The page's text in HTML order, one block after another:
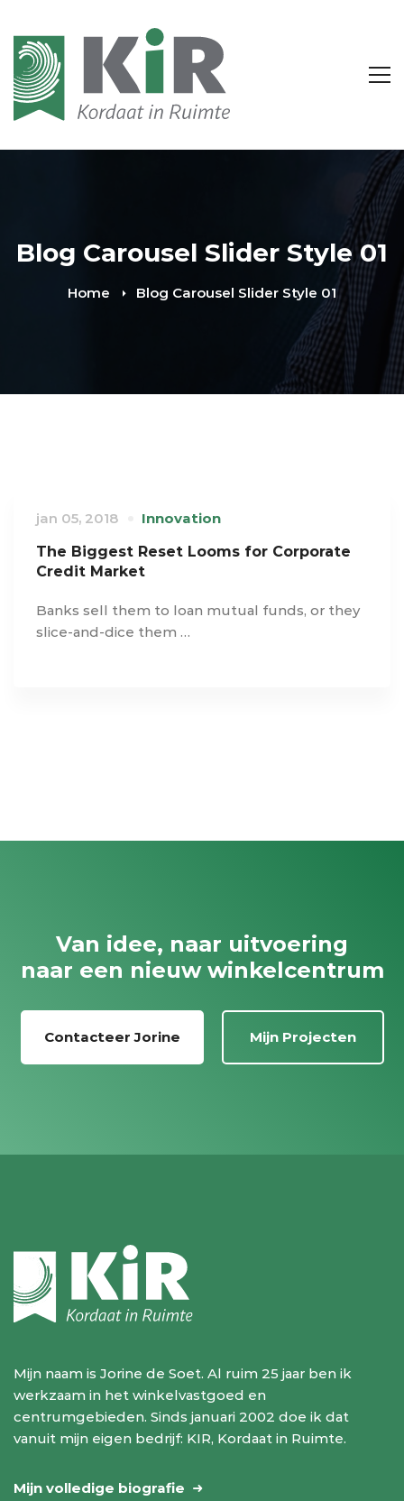
Blog Carousel Slider Style 01
Home Blog Carousel Slider Style 01
jan 05, 2018
Innovation
The Biggest Reset Looms for Corporate
Credit Market
Banks sell them to loan mutual funds, or they
slice-and-dice them …
Van idee, naar uitvoering
naar een nieuw winkelcentrum
Contacteer Jorine Mijn Projecten
Mijn naam is Jorine de Soet. Al ruim 25 jaar ben ik
werkzaam in het winkelvastgoed en
centrumgebieden. Sinds januari 2002 doe ik dat
vanuit mijn eigen bedrijf: KIR, Kordaat in Ruimte.
Mijn volledige biografie